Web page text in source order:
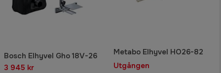
Bosch Elhyvel Gho 18V-26
3 945 kr
Metabo Elhyvel HO26-82
Utgången